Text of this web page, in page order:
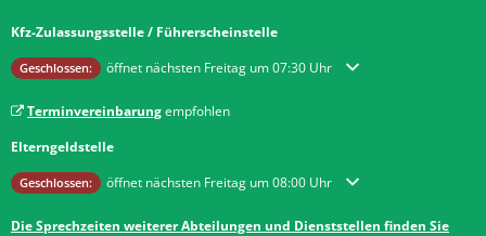
Kfz-Zulassungsstelle / Führerscheinstelle
Klicken, um weitere Öffnungs- oder Schließzeiten auszublenden
Geschlossen: öffnet nächsten Freitag um 07:30 Uhr
Terminvereinbarungempfohlen
Elterngeldstelle
Klicken, um weitere Öffnungs- oder Schließzeiten auszublenden
Geschlossen: öffnet nächsten Freitag um 08:00 Uhr
Die Sprechzeiten weiterer Abteilungen und Dienststellen finden Sie